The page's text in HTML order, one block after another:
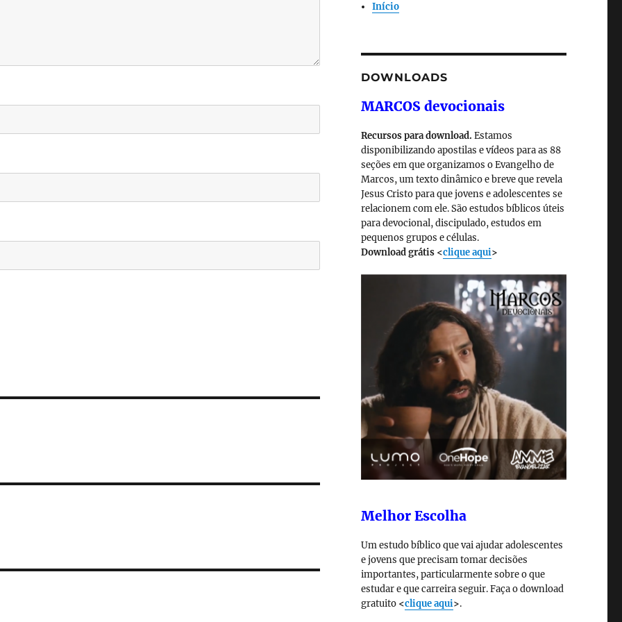
Início
DOWNLOADS
MARCOS devocionais
Recursos para download. Estamos
disponibilizando apostilas e vídeos para as 88
seções em que organizamos o Evangelho de
Marcos, um texto dinâmico e breve que revela
Jesus Cristo para que jovens e adolescentes se
relacionem com ele. São estudos bíblicos úteis
para devocional, discipulado, estudos em
pequenos grupos e células.
Download grátis <clique aqui>
Melhor Escolha
Um estudo bíblico que vai ajudar adolescentes
e jovens que precisam tomar decisões
importantes, particularmente sobre o que
estudar e que carreira seguir. Faça o download
gratuito <clique aqui>.